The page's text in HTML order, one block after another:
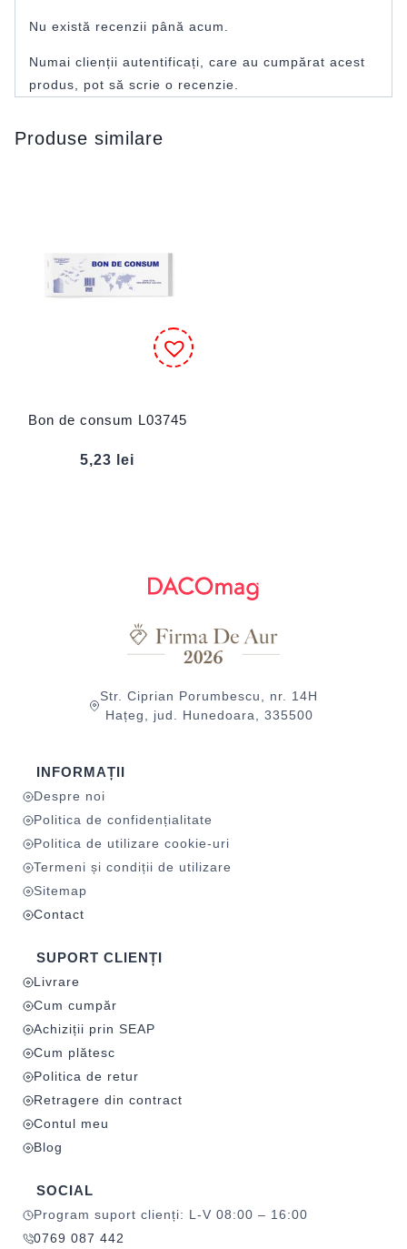
Nu există recenzii până acum.
Numai clienții autentificați, care au cumpărat acest
produs, pot să scrie o recenzie.
Produse similare
Bon de consum L03745
5,23 lei
Str. Ciprian Porumbescu, nr. 14H
Hațeg, jud. Hunedoara, 335500
INFORMAȚII
Despre noi
Politica de confidențialitate
Politica de utilizare cookie-uri
Termeni și condiții de utilizare
Sitemap
Contact
SUPORT CLIENȚI
Livrare
Cum cumpăr
Achiziții prin SEAP
Cum plătesc
Politica de retur
Retragere din contract
Contul meu
Blog
SOCIAL
Program suport clienți: L-V 08:00 – 16:00
0769 087 442